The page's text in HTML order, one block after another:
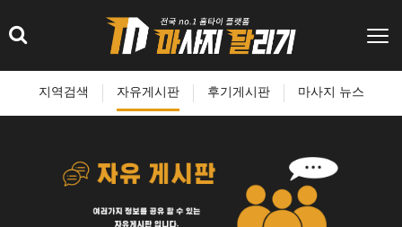
지역검색 자유게시판 후기게시판 마사지 뉴스